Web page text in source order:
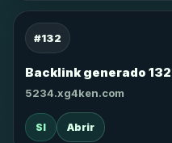
#132
Backlink generado 132
5234.xg4ken.com
SI Abrir